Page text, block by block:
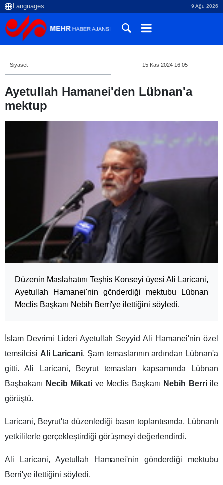
9 Ağu 2026
Siyaset 15 Kas 2024 16:05
Ayetullah Hamanei'den Lübnan'a
mektup
Düzenin Maslahatını Teşhis Konseyi üyesi Ali Laricani,
Ayetullah Hamanei'nin gönderdiği mektubu Lübnan
Meclis Başkanı Nebih Berri'ye ilettiğini söyledi.
İslam Devrimi Lideri Ayetullah Seyyid Ali Hamanei'nin özel
temsilcisi Ali Laricani, Şam temaslarının ardından Lübnan'a
gitti. Ali Laricani, Beyrut temasları kapsamında Lübnan
Başbakanı Necib Mikati ve Meclis Başkanı Nebih Berriile
görüştü.
Laricani, Beyrut'ta düzenlediği basın toplantısında, Lübnanlı
yetkililerle gerçekleştirdiği görüşmeyi değerlendirdi.
Ali Laricani, Ayetullah Hamanei'nin gönderdiği mektubu
Berri'ye ilettiğini söyledi.